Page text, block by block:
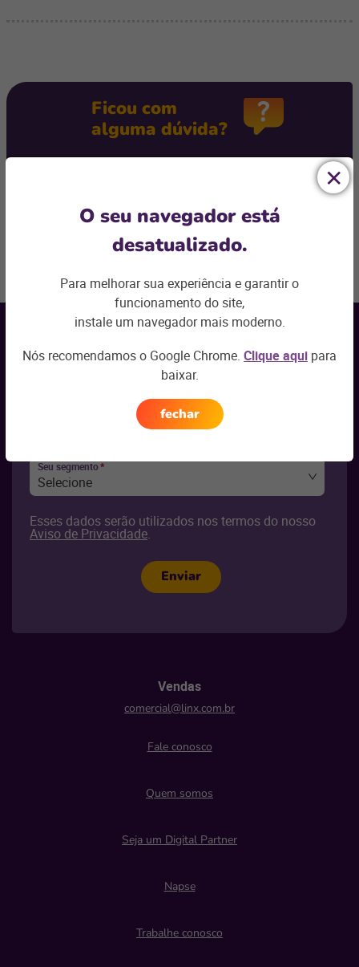
Ficou com
alguma dúvida?
Podemos te ajudar com os desafios do seu negócio e
Entre em contato
O seu navegador está
desatualizado.
Para melhorar sua experiência e garantir o
funcionamento do site,
instale um navegador mais moderno.
Nós recomendamos o Google Chrome. Clique aqui para
baixar.
fechar
Receba nossas
novidades por e-mail
Seu nome*
Seu segmento*
Selecione
Esses dados serão utilizados nos termos do nosso
Aviso de Privacidade.
Enviar
Vendas
comercial@linx.com.br
Fale conosco
Quem somos
Seja um Digital Partner
Napse
Trabalhe conosco